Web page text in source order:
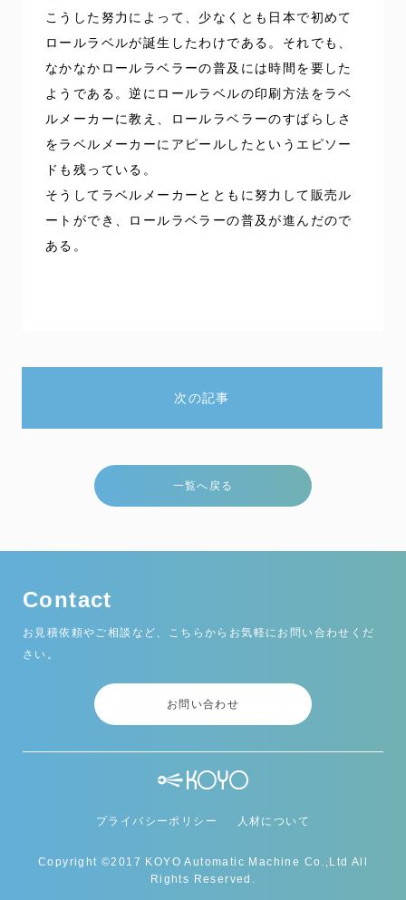
こうした努力によって、少なくとも日本で初めて
ロールラベルが誕生したわけである。それでも、
なかなかロールラベラーの普及には時間を要した
ようである。逆にロールラベルの印刷方法をラベ
ルメーカーに教え、ロールラベラーのすばらしさ
をラベルメーカーにアピールしたというエピソー
ドも残っている。
そうしてラベルメーカーとともに努力して販売ル
ートができ、ロールラベラーの普及が進んだので
ある。
次の記事
一覧へ戻る
Contact
お見積依頼やご相談など、こちらからお気軽にお問い合わせくだ
さい。
お問い合わせ
プライバシーポリシー 人材について
Copyright ©2017 KOYO Automatic Machine Co.,Ltd All
Rights Reserved.